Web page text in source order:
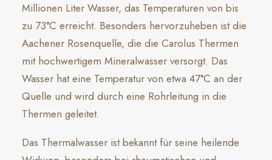
Millionen Liter Wasser, das Temperaturen von bis
zu 73°C erreicht. Besonders hervorzuheben ist die
Aachener Rosenquelle, die die Carolus Thermen
mit hochwertigem Mineralwasser versorgt. Das
Wasser hat eine Temperatur von etwa 47°C an der
Quelle und wird durch eine Rohrleitung in die
Thermen geleitet.
Das Thermalwasser ist bekannt für seine heilende